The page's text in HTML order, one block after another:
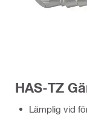
HAS-TZ
Lämplig vid